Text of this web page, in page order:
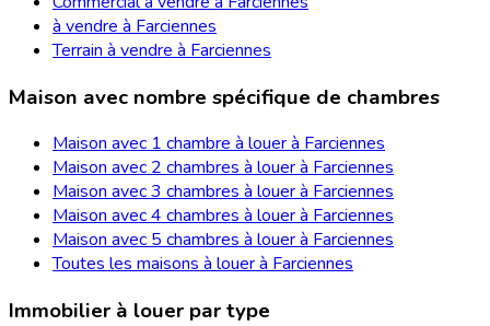
à vendre à Farciennes
Terrain à vendre à Farciennes
Maison avec nombre spécifique de chambres
Maison avec 1 chambre à louer à Farciennes
Maison avec 2 chambres à louer à Farciennes
Maison avec 3 chambres à louer à Farciennes
Maison avec 4 chambres à louer à Farciennes
Maison avec 5 chambres à louer à Farciennes
Toutes les maisons à louer à Farciennes
Immobilier à louer par type